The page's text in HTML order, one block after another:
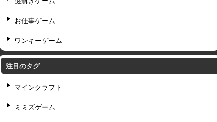
お仕事ゲーム
ワンキーゲーム
注目のタグ
マインクラフト
ミミズゲーム